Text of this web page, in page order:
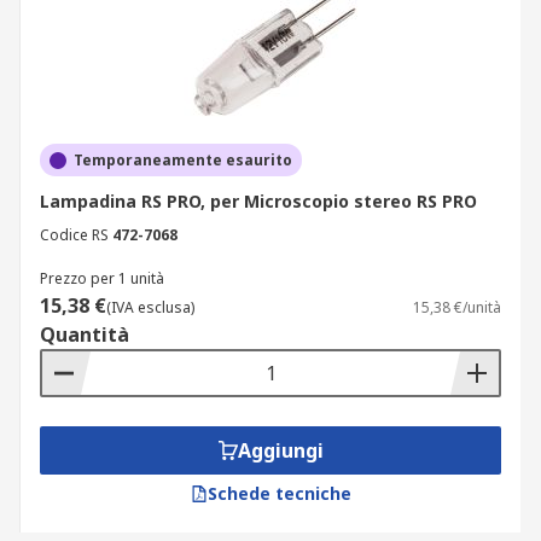
Temporaneamente esaurito
Lampadina RS PRO, per Microscopio stereo RS PRO
Codice RS 472-7068
Prezzo per 1 unità
15,38 €(IVA esclusa) 15,38 €/unità
Quantità
Aggiungi
Schede tecniche